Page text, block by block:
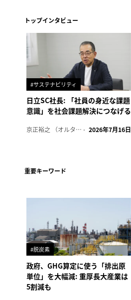
トップインタビュー
#サステナビリティ
日立SC社長: 「社員の身近な課題
意識」を社会課題解決につなげる
京正裕之 （オルタナ副編集長） 2026年7月16日
重要キーワード
#脱炭素
政府、GHG算定に使う「排出原
単位」を大幅減: 重厚長大産業は
5割減も